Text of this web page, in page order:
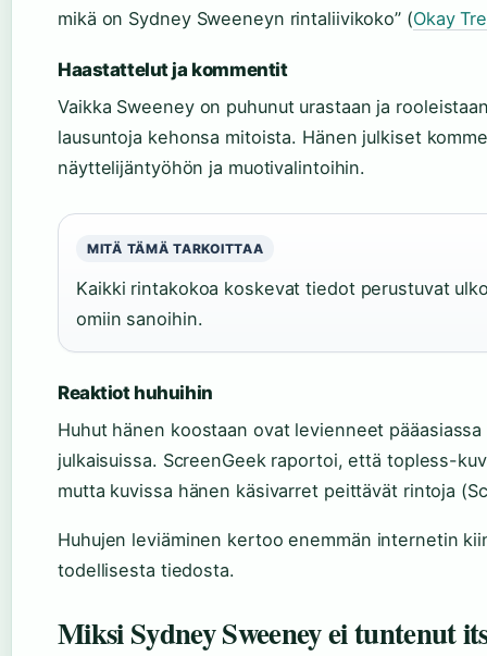
mikä on Sydney Sweeneyn rintaliivikoko” (Okay
Haastattelut ja kommentit
Vaikka Sweeney on puhunut urastaan ja
lausuntoja kehonsa mitoista. Hänen julkiset
näyttelijäntyöhön ja muotivalintoihin.
MITÄ TÄMÄ TARKOITTAA
Kaikki rintakokoa koskevat tiedot perustuvat
omiin sanoihin.
Reaktiot huhuihin
Huhut hänen koostaan ovat levienneet
julkaisuissa. ScreenGeek raportoi, että topless-
mutta kuvissa hänen käsivarret peittävät rintoja
Huhujen leviäminen kertoo enemmän internetin
todellisesta tiedosta.
Miksi Sydney Sweeney ei tuntenut